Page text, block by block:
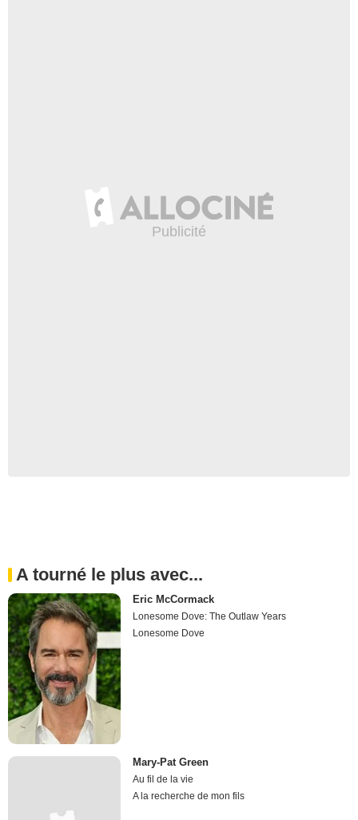
A tourné le plus avec...
Eric McCormack
Lonesome Dove: The Outlaw Years
Lonesome Dove
Mary-Pat Green
Au fil de la vie
A la recherche de mon fils